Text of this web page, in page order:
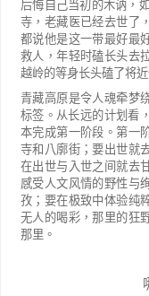
后悔自己当初的木讷，
寺，老藏医已经去世了
都说他是这一带最好最
救人，年轻时磕长头去
越岭的等身长头磕了将近
青藏高原是令人魂牵梦
标签。从长远的计划看
本完成第一阶段。第一
寺和八廓街；要出世就
在出世与入世之间就去
感受人文风情的野性与
孜；要在极致中体验纯
无人的喝彩，那里的狂
那里。